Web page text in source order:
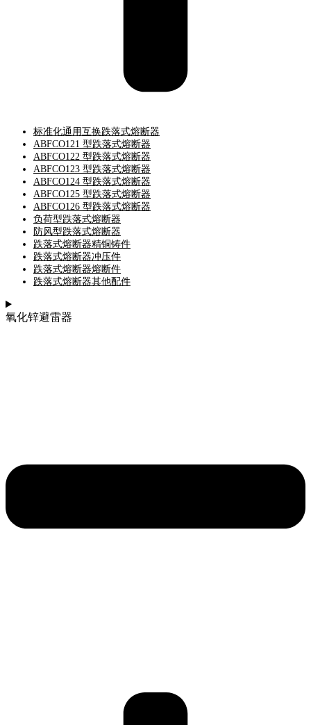
标准化通用互换跌落式熔断器
ABFCO121 型跌落式熔断器
ABFCO122 型跌落式熔断器
ABFCO123 型跌落式熔断器
ABFCO124 型跌落式熔断器
ABFCO125 型跌落式熔断器
ABFCO126 型跌落式熔断器
负荷型跌落式熔断器
防风型跌落式熔断器
跌落式熔断器精铜铸件
跌落式熔断器冲压件
跌落式熔断器熔断件
跌落式熔断器其他配件
氧化锌避雷器